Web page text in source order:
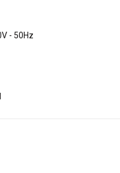
- 50Hz